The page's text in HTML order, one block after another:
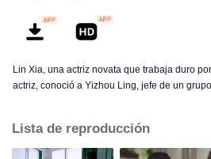
Lin Xia, una actriz novata que trabaja duro
actriz, conoció a Yizhou Ling, jefe de un
encuentro familiar o un encuentro calculado,
amor bajo diversas circunstancias.
Lista de reproducción